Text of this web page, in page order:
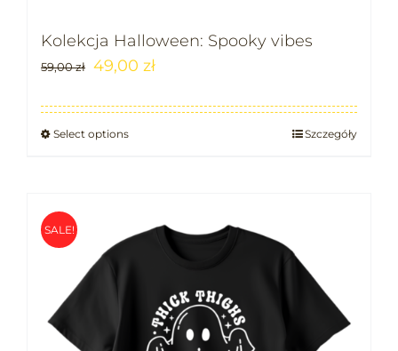
Kolekcja Halloween: Spooky vibes
59,00zł 49,00 zł
Select options Szczegóły
SALE!